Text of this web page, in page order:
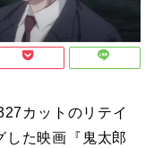
カットのリテイ
した映画『鬼太郎